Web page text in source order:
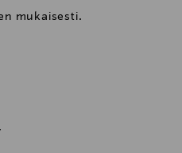
mukaisesti.